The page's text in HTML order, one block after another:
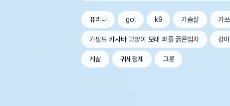
퓨리나 go! k9 가슴살 가
가필드 카사바 고양이 모래 퍼플 굵은입자 강
게살 귀세정제 그릇